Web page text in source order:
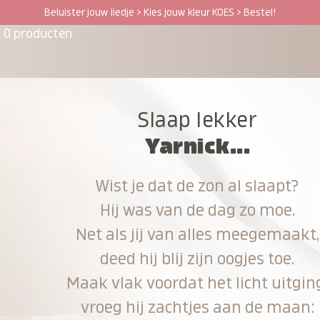
Beluister jouw liedje > Kies jouw kleur KOES > Bestel!
0 producten
Slaap lekker
Yarnick...
Wist je dat de zon al slaapt?
Hij was van de dag zo moe.
Net als jij van alles meegemaakt,
deed hij blij zijn oogjes toe.
Maak vlak voordat het licht
vroeg hij zachtjes aan de maan: